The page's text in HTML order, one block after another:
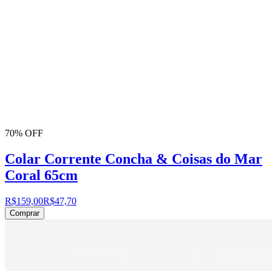
70% OFF
Colar Corrente Concha & Coisas do Mar
Coral 65cm
R$159,00R$47,70
Comprar